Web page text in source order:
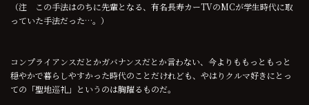
（注 この手法はのちに先輩となる、有名長寿カーTVのMCが学生時代に取
っていた手法だった…。）
コンプライアンスだとかガバナンスだとか言わない、今よりももっともっと
穏やかで暮らしやすかった時代のことだけれども、やはりクルマ好きにとっ
ての「聖地巡礼」というのは胸躍るものだ。